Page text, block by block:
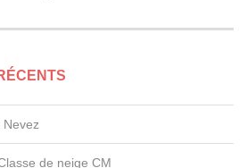
Nevez
de neige CM